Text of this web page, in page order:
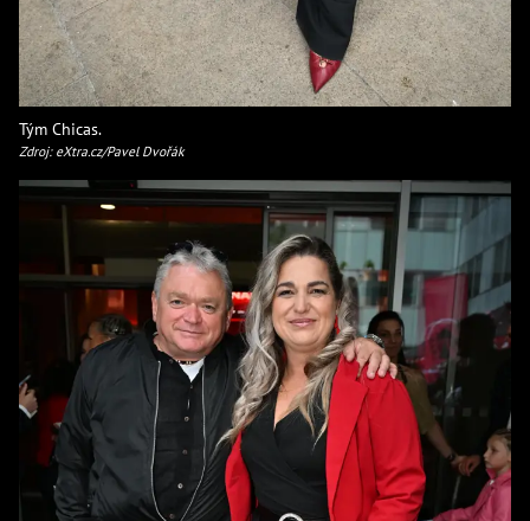
Tým Chicas.
Zdroj: eXtra.cz/Pavel Dvořák